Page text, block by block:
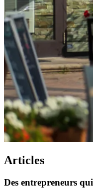
Articles
Des entrepreneurs qui